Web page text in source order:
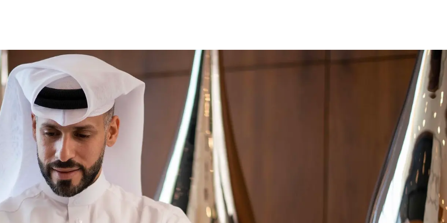
Notice DisclaimerSecurity Center AlRayan RewardsFlexi Saving AlRayan GoSitemap
بطاقة إنفينيت المشتركة | بريميير